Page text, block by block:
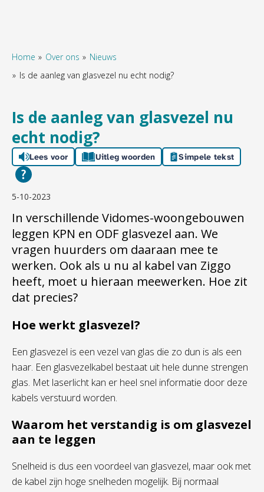
Home Over ons
Nieuws
Is de aanleg van glasvezel nu echt nodig?
Is de aanleg van glasvezel nu
echt nodig?
Lees voor Uitleg woorden Simpele tekst
5-10-2023
In verschillende Vidomes-woongebouwen
leggen KPN en ODF glasvezel aan. We
vragen huurders om daaraan mee te
werken. Ook als u nu al kabel van Ziggo
heeft, moet u hieraan meewerken. Hoe zit
dat precies?
Hoe werkt glasvezel?
Een glasvezel is een vezel van glas die zo dun is als een
haar. Een glasvezelkabel bestaat uit hele dunne strengen
glas. Met laserlicht kan er heel snel informatie door deze
kabels verstuurd worden.
Waarom het verstandig is om glasvezel
aan te leggen
Snelheid is dus een voordeel van glasvezel, maar ook met
de kabel zijn hoge snelheden mogelijk. Bij normaal